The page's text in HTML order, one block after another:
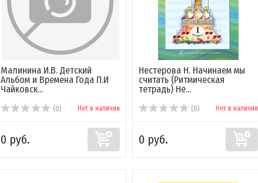
Малинина И.В. Детский
Альбом и Времена Года П.И
Чайковск...
(0) Нет в наличии
0 руб.
Нестерова Н. Начинаем мы
считать (Ритмическая
тетрадь) Не...
(0) Нет в наличии
0 руб.